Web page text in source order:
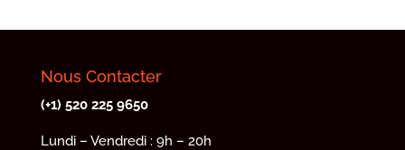
Nous Contacter
(+1) 520 225 9650
Lundi – Vendredi : 9h – 20h